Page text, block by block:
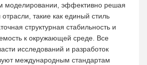
моделировании, эффективно решая
такие как единый стиль
структурная стабильность и
к окружающей среде. Все
исследований и разработок
международным стандартам